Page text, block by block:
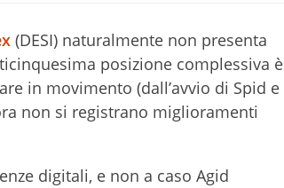
(DESI) naturalmente non presenta
posizione complessiva è
in movimento (dall’avvio di Spid e
non si registrano miglioramenti
digitali, e non a caso Agid